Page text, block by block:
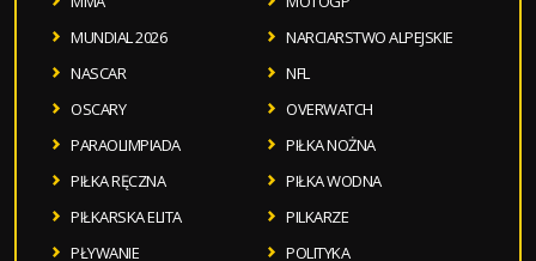
MUNDIAL 2026
NARCIARSTWO ALPEJSKIE
NASCAR
NFL
OSCARY
OVERWATCH
PARAOLIMPIADA
PIŁKA NOŻNA
PIŁKA RĘCZNA
PIŁKA WODNA
PIŁKARSKA ELITA
PILKARZE
PŁYWANIE
POLITYKA